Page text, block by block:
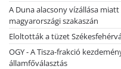
A Duna alacsony vízállása
magyarországi szakaszán
Eloltották a tüzet
OGY - A Tisza-frakció
államfőválasztás